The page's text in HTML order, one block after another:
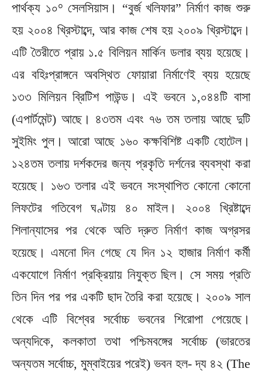
পার্থক্য ১০° সেলসিয়াস। “বুর্জ খলিফার” নির্মাণ কাজ শুরু
হয় ২০০৪ খ্রিস্টাব্দে, আর কাজ শেষ হয় ২০০৯ খ্রিস্টাব্দে।
এটি তৈরীতে প্রায় ১.৫ বিলিয়ন মার্কিন ডলার ব্যয় হয়েছে।
এর বহিঃপ্রাঙ্গনে অবস্থিত ফোয়ারা নির্মাণেই ব্যয় হয়েছে
১৩৩ মিলিয়ন ব্রিটিশ পাউন্ড। এই ভবনে ১,০৪৪টি বাসা
(এপার্টমেন্ট) আছে। ৪৩তম এবং ৭৬ তম তলায় আছে দুটি
সুইমিং পুল। আরো আছে ১৬০ কক্ষবিশিষ্ট একটি হোটেল।
১২৪তম তলায় দর্শকদের জন্য প্রকৃতি দর্শনের ব্যবস্থা করা
হয়েছে। ১৬৩ তলার এই ভবনে সংস্থাপিত কোনো কোনো
লিফটের গতিবেগ ঘণ্টায় ৪০ মাইল। ২০০৪ খ্রিষ্টাব্দে
শিলান্যাসের পর থেকে অতি দ্রুত নির্মাণ কাজ অগ্রসর
হয়েছে। এমনো দিন গেছে যে দিন ১২ হাজার নির্মাণ কর্মী
একযোগে নির্মাণ প্রক্রিয়ায় নিযুক্ত ছিল। সে সময় প্রতি
তিন দিন পর পর একটি ছাদ তৈরি করা হয়েছে। ২০০৯ সাল
থেকে এটি বিশ্বের সর্বোচ্চ ভবনের শিরোপা পেয়েছে।
অন্যদিকে, কলকাতা তথা পশ্চিমবঙ্গের সর্বোচ্চ (ভারতের
অন্যতম সর্বোচ্চ, মুম্বাইয়ের পরেই) ভবন হল- দ্য ৪২ (The